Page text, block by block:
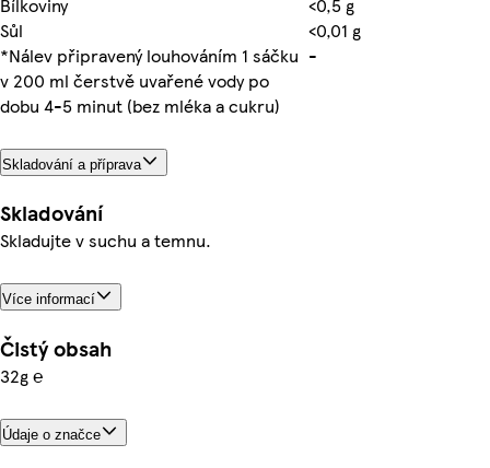
Sůl
<0,01 g
*Nálev připravený louhováním 1 sáčku
v 200 ml čerstvě uvařené vody po
dobu 4-5 minut (bez mléka a cukru)
-
Skladování a příprava
Skladování
Skladujte v suchu a temnu.
Více informací
Čistý obsah
32g ℮
Údaje o značce